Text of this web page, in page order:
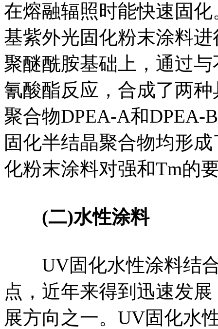
在熔融辐照时能快速固
基紫外光固化粉末涂料
聚醚酰胺基础上，通过
氰酸酯反应，合成了两
聚合物DPEA-A和DPEA-
固化半结晶聚合物均形
化粉末涂料对强和Tm的
(二)水性涂料
UV固化水性涂料结合
点，近年来得到迅速发
展方向之一。UV固化水